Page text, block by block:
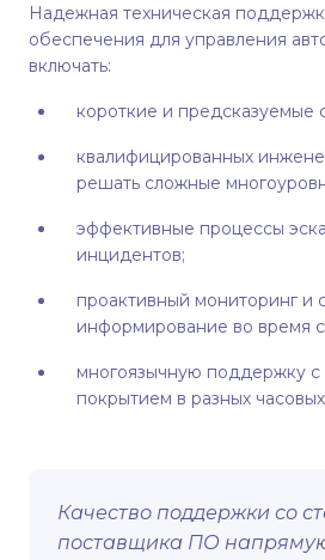
Надежная техническая
обеспечения для управления
включать:
короткие и предсказуемые
квалифицированных
решать сложные
эффективные процессы
инцидентов;
проактивный мониторинг и
информирование во время
многоязычную поддержку с
покрытием в разных
Качество поддержки со
поставщика ПО